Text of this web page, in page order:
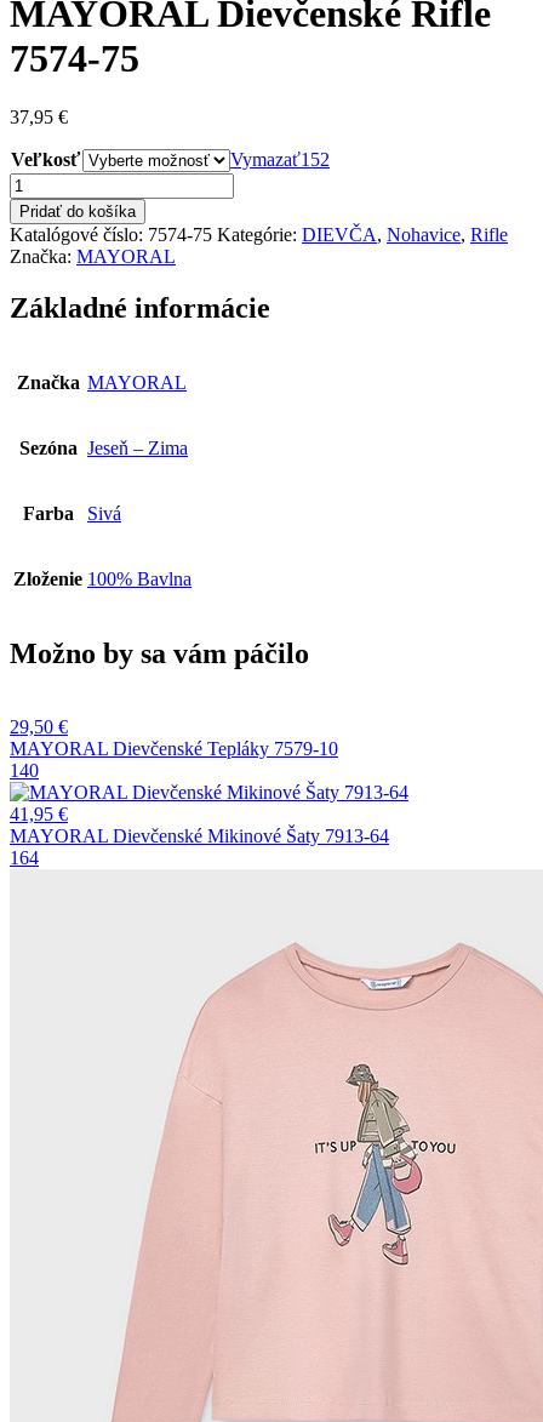
MAYORAL Dievčenské Rifle
7574-75
37,95 €
Veľkosť Vymazať152
množstvo
MAYORAL
Dievčenské
Rifle
7574-
Pridať do košíka
Katalógové číslo: 7574-75 Kategórie: DIEVČA, Nohavice, Rifle
Značka: MAYORAL
Základné informácie
Značka MAYORAL
Sezóna Jeseň – Zima
Farba Sivá
Zloženie 100% Bavlna
Možno by sa vám páčilo
29,50 €
MAYORAL Dievčenské Tepláky 7579-10
140
41,95 €
MAYORAL Dievčenské Mikinové Šaty 7913-64
164